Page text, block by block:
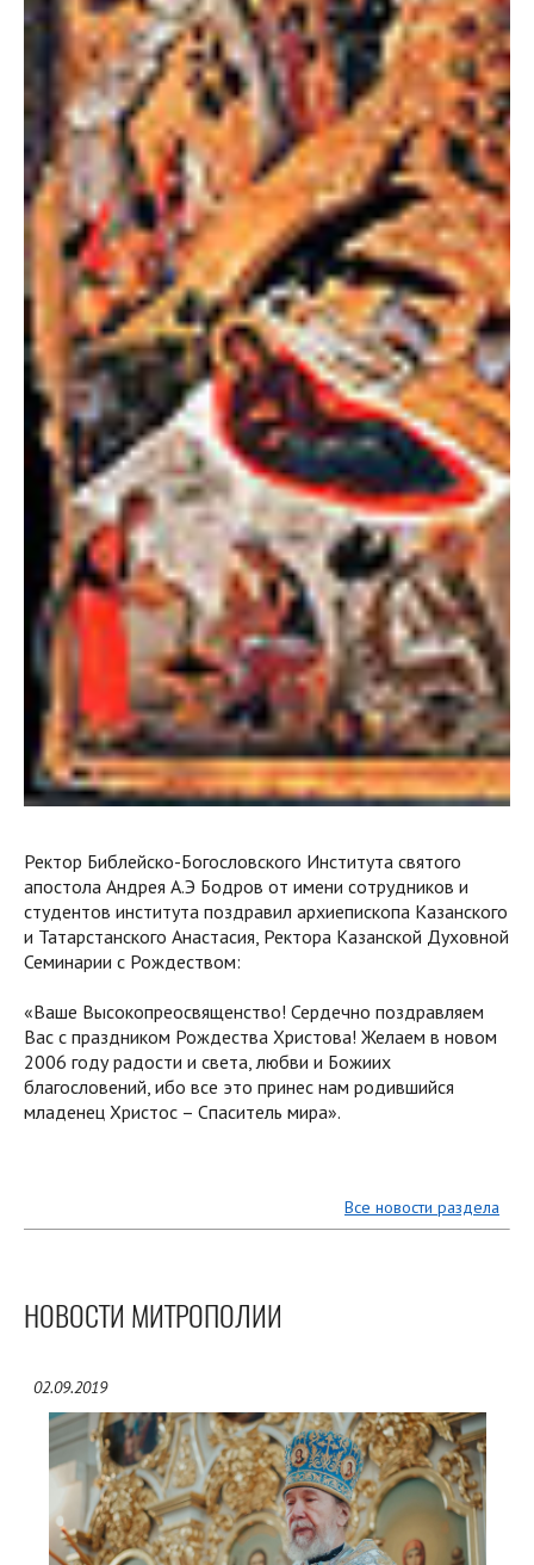
Ректор Библейско-Богословского Института святого
апостола Андрея А.Э Бодров от имени сотрудников и
студентов института поздравил архиепископа Казанского
и Татарстанского Анастасия, Ректора Казанской Духовной
Семинарии с Рождеством:
«Ваше Высокопреосвященство! Сердечно поздравляем
Вас с праздником Рождества Христова! Желаем в новом
2006 году радости и света, любви и Божиих
благословений, ибо все это принес нам родившийся
младенец Христос – Спаситель мира».
Все новости раздела
НОВОСТИ МИТРОПОЛИИ
02.09.2019